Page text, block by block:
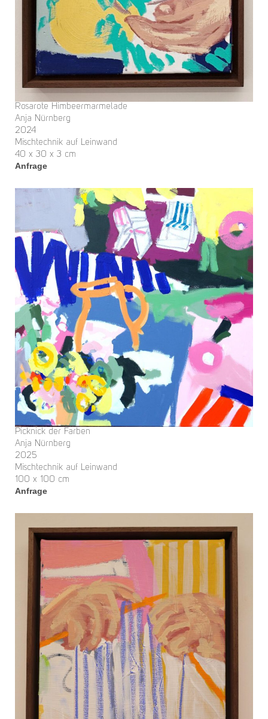
Rosarote Himbeermarmelade
Anja Nürnberg
2024
Mischtechnik auf Leinwand
40 x 30 x 3 cm
Anfrage
Picknick der Farben
Anja Nürnberg
2025
Mischtechnik auf Leinwand
100 x 100 cm
Anfrage